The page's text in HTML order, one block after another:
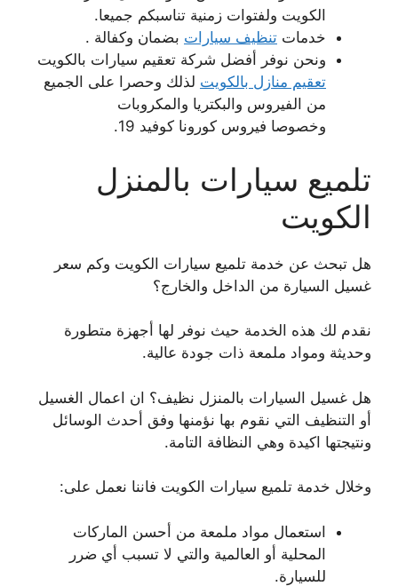
الكويت ولفتوات زمنية تناسبكم جميعا.
خدمات تنظيف سيارات بضمان وكفالة .
ونحن نوفر أفضل شركة تعقيم سيارات بالكويت
تعقيم منازل بالكويت لذلك وحصرا على الجميع
من الفيروس والبكتريا والمكروبات
وخصوصا فيروس كورونا كوفيد 19.
تلميع سيارات بالمنزل
الكويت
هل تبحث عن خدمة تلميع سيارات الكويت وكم سعر
غسيل السيارة من الداخل والخارج؟
نقدم لك هذه الخدمة حيث نوفر لها أجهزة متطورة
وحديثة ومواد ملمعة ذات جودة عالية.
هل غسيل السيارات بالمنزل نظيف؟ ان اعمال الغسيل
أو التنظيف التي نقوم بها نؤمنها وفق أحدث الوسائل
ونتيجتها اكيدة وهي النظافة التامة.
وخلال خدمة تلميع سيارات الكويت فاننا نعمل على:
استعمال مواد ملمعة من أحسن الماركات
المحلية أو العالمية والتي لا تسبب أي ضرر
للسيارة.